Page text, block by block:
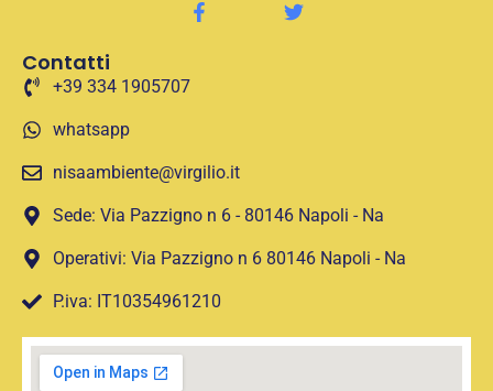
Contatti
+39 334 1905707
whatsapp
nisaambiente@virgilio.it
Sede: Via Pazzigno n 6 - 80146 Napoli - Na
Operativi: Via Pazzigno n 6 80146 Napoli - Na
P.iva: IT10354961210